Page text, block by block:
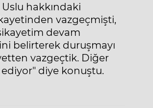
hakkındaki
vazgeçmişti,
devam
belirterek duruşmayı
vazgeçtik. Diğer
diye konuştu.